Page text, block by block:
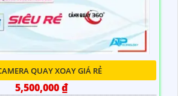
QUAY XOAY GIÁ RẺ
5,500,000 ₫